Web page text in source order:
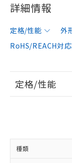
詳細情報
定格/性能 外
RoHS/REACH対
定格/性能
種類